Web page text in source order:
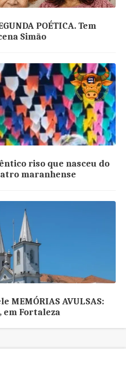
POÉTICA. Tem
Simão
riso que nasceu do
maranhense
MEMÓRIAS AVULSAS:
em Fortaleza